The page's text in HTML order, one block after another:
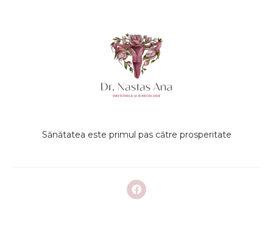
Sănătatea este primul pas către prosperitate